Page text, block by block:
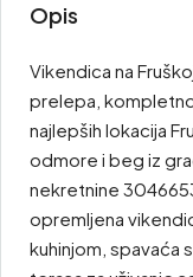
Opis
Vikendica na
prelepa,
najlepših lokacija
odmore i beg iz
nekretnine
opremljena
kuhinjom, spavaća